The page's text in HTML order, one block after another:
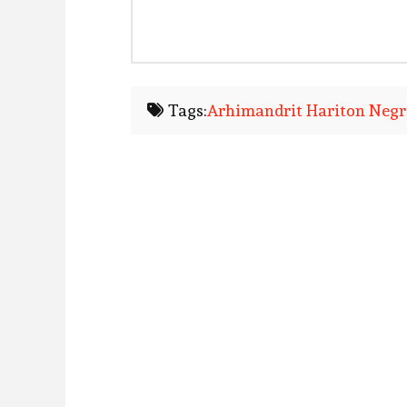
Tags:Arhimandrit Hariton